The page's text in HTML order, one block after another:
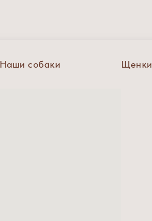
Наши собаки Щенки